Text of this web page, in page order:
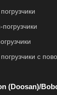
с
(Doosan)/